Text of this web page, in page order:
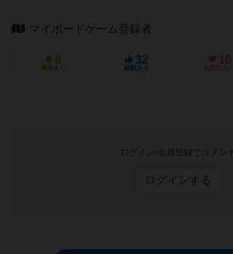
マイボードゲーム登録者
8
興味あり
32
経験あり
10
お気に入り
ログイン/会員登録でコメント
ログインする